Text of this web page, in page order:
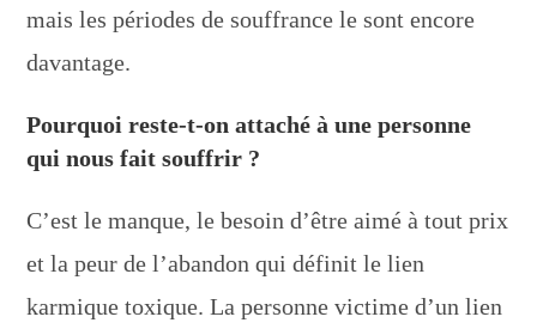
mais les périodes de souffrance le sont encore
davantage.
Pourquoi reste-t-on attaché à une personne
qui nous fait souffrir ?
C’est le manque, le besoin d’être aimé à tout prix
et la peur de l’abandon qui définit le lien
karmique toxique. La personne victime d’un lien